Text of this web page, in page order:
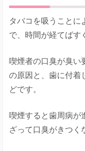
タバコを吸うことに
で、時間が経てばす
喫煙者の口臭が臭い
の原因と、歯に付着
どです。
喫煙すると歯周病が
ざって口臭がきつく